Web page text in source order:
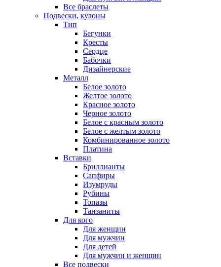
Все браслеты
Подвески, кулоны
Тип
Бегунки
Кресты
Сердце
Бабочки
Дизайнерские
Металл
Белое золото
Желтое золото
Красное золото
Черное золото
Белое с красным золото
Белое с желтым золото
Комбинированное золото
Платина
Вставки
Бриллианты
Сапфиры
Изумруды
Рубины
Топазы
Танзаниты
Для кого
Для женщин
Для мужчин
Для детей
Для мужчин и женщин
Все подвески